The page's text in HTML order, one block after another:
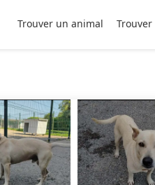
Trouver un animal